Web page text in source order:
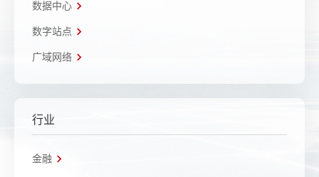
数据中心
数字站点
广域网络
行业
金融